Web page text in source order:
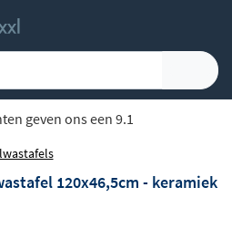
vanaf 100,-
120x46,5cm - keramiek